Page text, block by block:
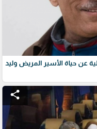
عن حياة الأسير المريض وليد
share